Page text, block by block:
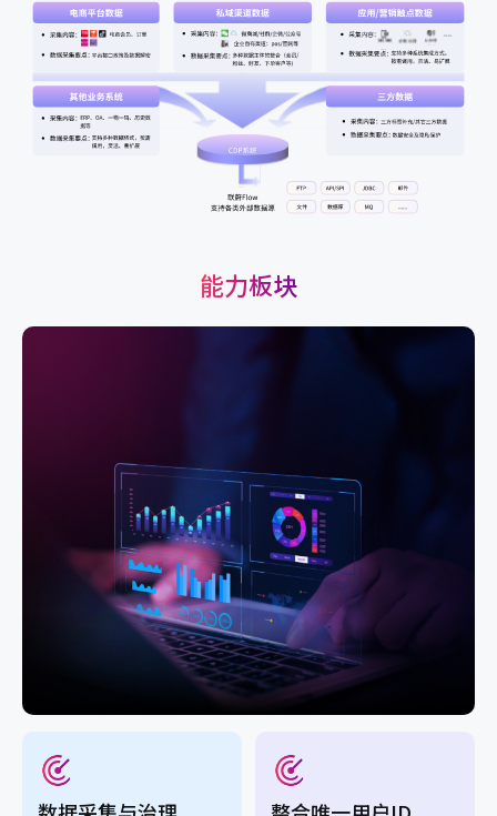
能力板块